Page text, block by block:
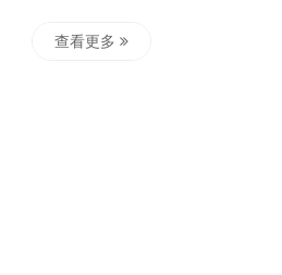
查看更多